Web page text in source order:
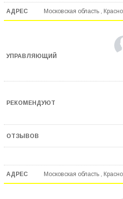
Московская область ,
Московская область ,